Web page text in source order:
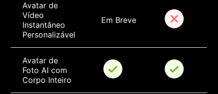
Avatar de
Vídeo
Instantâneo
Personalizável
Em Breve
Avatar de
Foto AI com
Corpo Inteiro